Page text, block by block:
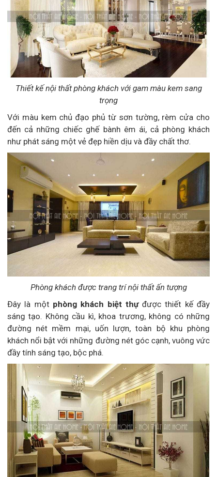
Thiết kế nội thất phòng khách với gam màu kem sang
trọng
Với màu kem chủ đạo phủ từ sơn tường, rèm cửa cho
đến cả những chiếc ghế bành êm ái, cả phòng khách
như phát sáng một vẻ đẹp hiền dịu và đầy chất thơ.
Phòng khách được trang trí nội thất ấn tượng
Đây là một phòng khách biệt thựđược thiết kế đầy
sáng tạo. Không cầu kì, khoa trương, không có những
đường nét mềm mại, uốn lượn, toàn bộ khu phòng
khách nổi bật với những đường nét góc cạnh, vuông vức
đầy tính sáng tạo, bộc phá.